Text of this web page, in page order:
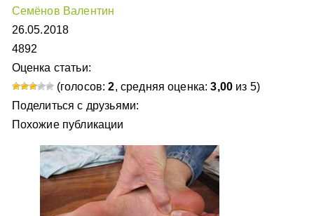
Семёнов Валентин
26.05.2018
4892
Оценка статьи:
(голосов:2, средняя оценка:3,00 из 5)
Поделиться с друзьями:
Похожие публикации